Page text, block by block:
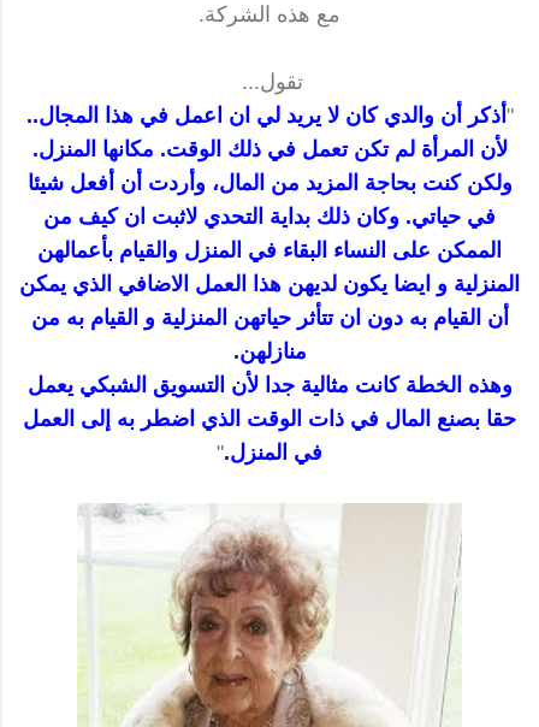
مع هذه الشركة.
تقول...
"أذكر أن والدي كان لا يريد لي ان اعمل في هذا المجال..
لأن المرأة لم تكن تعمل في ذلك الوقت. مكانها المنزل.
ولكن كنت بحاجة المزيد من المال، وأردت أن أفعل شيئا
في حياتي. وكان ذلك بداية التحدي لاثبت ان كيف من
الممكن على النساء البقاء في المنزل والقيام بأعمالهن
المنزلية و ايضا يكون لديهن هذا العمل الاضافي الذي يمكن
أن القيام به دون ان تتأثر حياتهن المنزلية و القيام به من
منازلهن.
وهذه الخطة كانت مثالية جدا لأن التسويق الشبكي يعمل
حقا بصنع المال في ذات الوقت الذي اضطر به إلى العمل
في المنزل."